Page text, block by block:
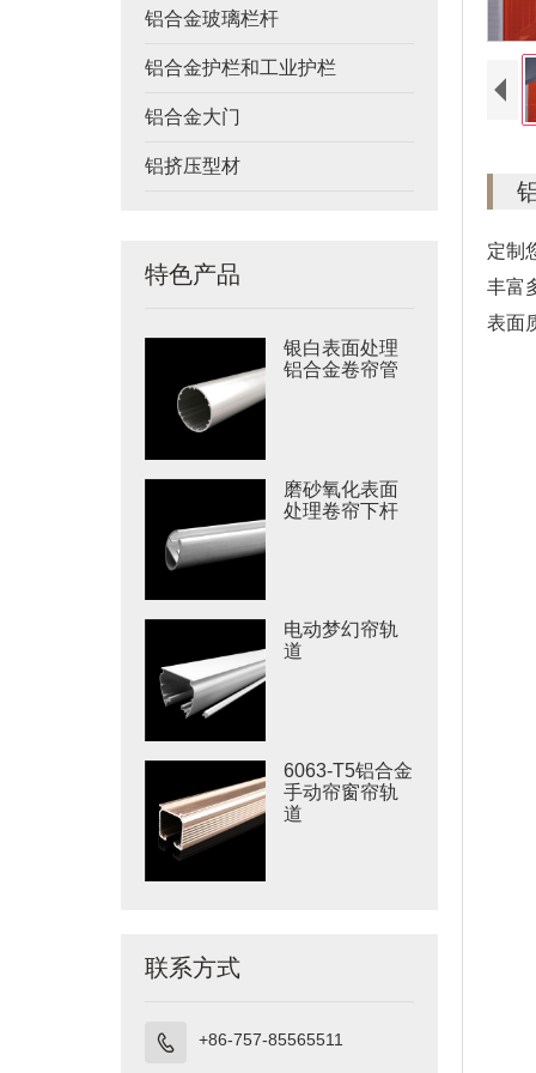
铝合金玻璃栏杆
铝合金护栏和工业护栏
铝合金大门
铝挤压型材
特色产品
银白表面处理
铝合金卷帘管
磨砂氧化表面
处理卷帘下杆
电动梦幻帘轨
道
6063-T5铝合金
手动帘窗帘轨
道
联系方式
 +86-757-85565511
定制
丰富
表面